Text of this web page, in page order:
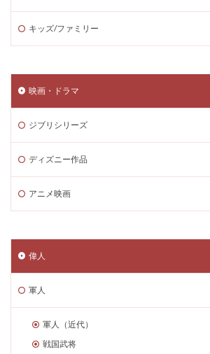
キッズ/ファミリー
映画・ドラマ
ジブリシリーズ
ディズニー作品
アニメ映画
偉人
軍人
軍人（近代）
戦国武将